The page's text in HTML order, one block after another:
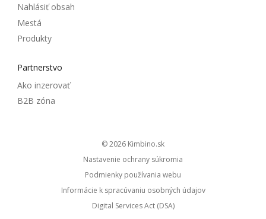
Nahlásiť obsah
Mestá
Produkty
Partnerstvo
Ako inzerovať
B2B zóna
© 2026
kimbino.sk
Nastavenie ochrany súkromia
Podmienky používania webu
Informácie k spracúvaniu osobných údajov
Digital Services Act (DSA)